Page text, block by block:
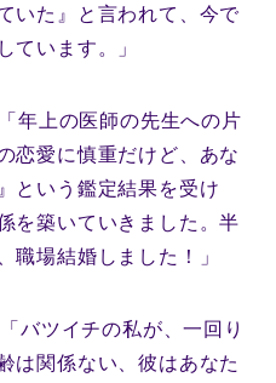
いた』と言われて、今で
ています。」
「年上の医師の先生への片
恋愛に慎重だけど、あな
という鑑定結果を受け
を築いていきました。半
職場結婚しました！」
「バツイチの私が、一回り
は関係ない、彼はあなた